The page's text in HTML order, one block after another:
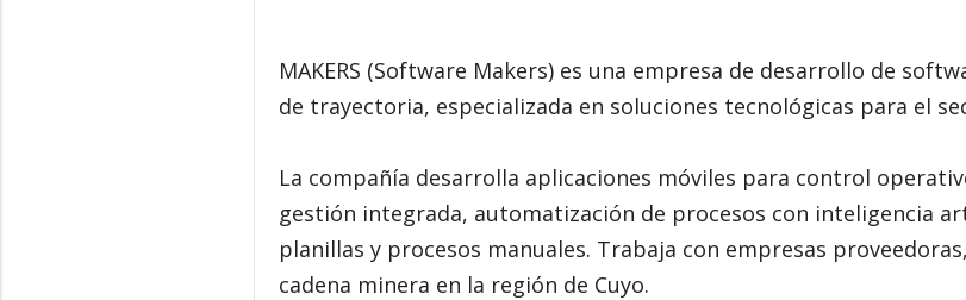
MAKERS (Software Makers) es una empresa de desarrollo de
de trayectoria, especializada en soluciones tecnológicas para el
La compañía desarrolla aplicaciones móviles para control
gestión integrada, automatización de procesos con inteligencia
planillas y procesos manuales. Trabaja con empresas
cadena minera en la región de Cuyo.